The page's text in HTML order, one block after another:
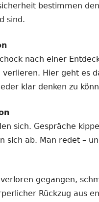
bestimmen
sind.
nach einer
verlieren. Hier geht es
klar denken zu
sich. Gespräche
sich ab. Man redet –
gegangen,
Rückzug aus